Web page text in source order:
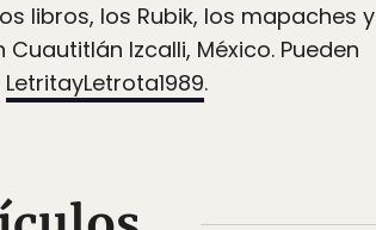
libros, los Rubik, los mapaches y
Izcalli, México. Pueden
LetritayLetrota1989.